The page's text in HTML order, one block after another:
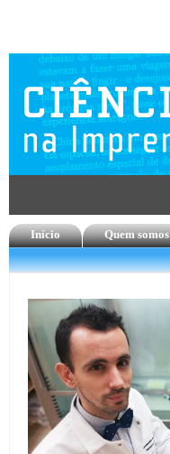
Início Quem somos